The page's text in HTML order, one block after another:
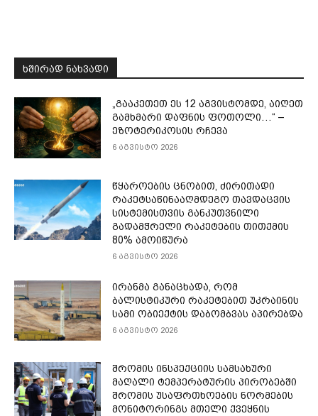
ᲮᲨᲘᲠᲐᲓ ᲜᲐᲮᲕᲐᲓᲘ
„გააკეთეთ ეს 12 აგვისტომდე, აიღეთ
გამხმარი დაფნის ფოთოლი…“ –
ეზოტერიკოსის რჩევა
6 აგვისტო 2026
წყაროების ცნობით, ძირითადი
რაკეტსაწინააღმდეგო თავდაცვის
სისტემისთვის განკუთვნილი
გადამჭრელი რაკეტების თითქმის
80% ამოიწურა
6 აგვისტო 2026
ირანმა განაცხადა, რომ
ბალისტიკური რაკეტებით უკრაინის
სამი ობიექტის დაბომბვას აპირებდა
6 აგვისტო 2026
შრომის ინსპექციის სამსახური
მაღალი ტემპერატურის პირობებში
შრომის უსაფრთხოების ნორმების
მონიტორინგს მთელი ქვეყნის